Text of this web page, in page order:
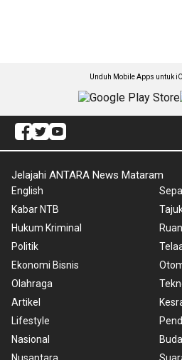
Unduh Mobile Apps untuk
Jelajahi ANTARA News Mataram
English
Kabar NTB
Hukum Kriminal
Politik
Ekonomi Bisnis
Olahraga
Artikel
Lifestyle
Nasional